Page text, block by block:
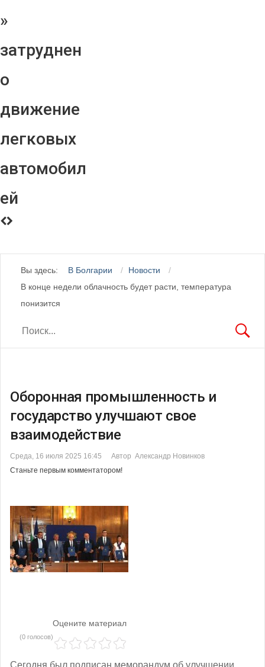
»
затруднен
о
движение
легковых
автомобил
ей
Вы здесь: В Болгарии
Новости
В конце недели облачность будет расти, температура
понизится
Оборонная промышленность и
государство улучшают свое
взаимодействие
Среда, 16 июля 2025 16:45
Автор Александр Новинков
Станьте первым комментатором!
Оцените материал
(0 голосов)
Сегодня был подписан меморандум об улучшении